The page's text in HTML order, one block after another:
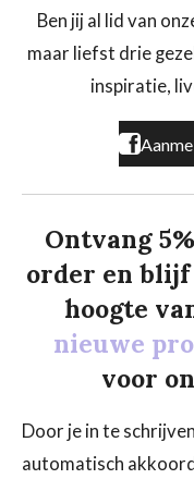
Ben jij al lid van
maar liefst drie
inspiratie,
Ontvang
order en blijf
hoogte
nieuwe
voor
Door je in te
automatisch